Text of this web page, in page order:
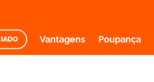
Vantagens Poupança